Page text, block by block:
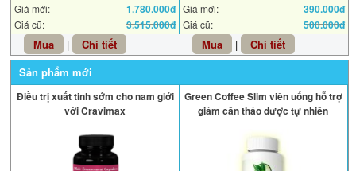
Giá mới: 1.780.000đ
Giá cũ: 3.515.000đ
Mua | Chi tiết
Giá mới: 390.000đ
Giá cũ: 500.000đ
Mua |
Chi tiết
Sản phẩm mới
Điều trị xuất tinh sớm cho nam giới
với Cravimax
Green Coffee Slim viên uống hỗ trợ
giảm cân thảo dược tự nhiên